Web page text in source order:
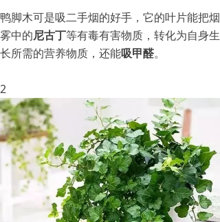
鸭脚木可是吸二手烟的好手，它的叶片能把烟
雾中的尼古丁等有毒有害物质，转化为自身生
长所需的营养物质，还能吸甲醛。
2